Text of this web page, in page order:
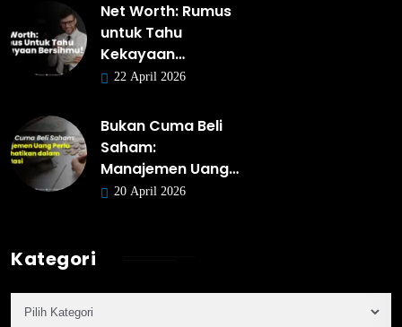
Net Worth: Rumus
untuk Tahu
Kekayaan…
22 April 2026
Bukan Cuma Beli
Saham:
Manajemen Uang…
20 April 2026
Kategori